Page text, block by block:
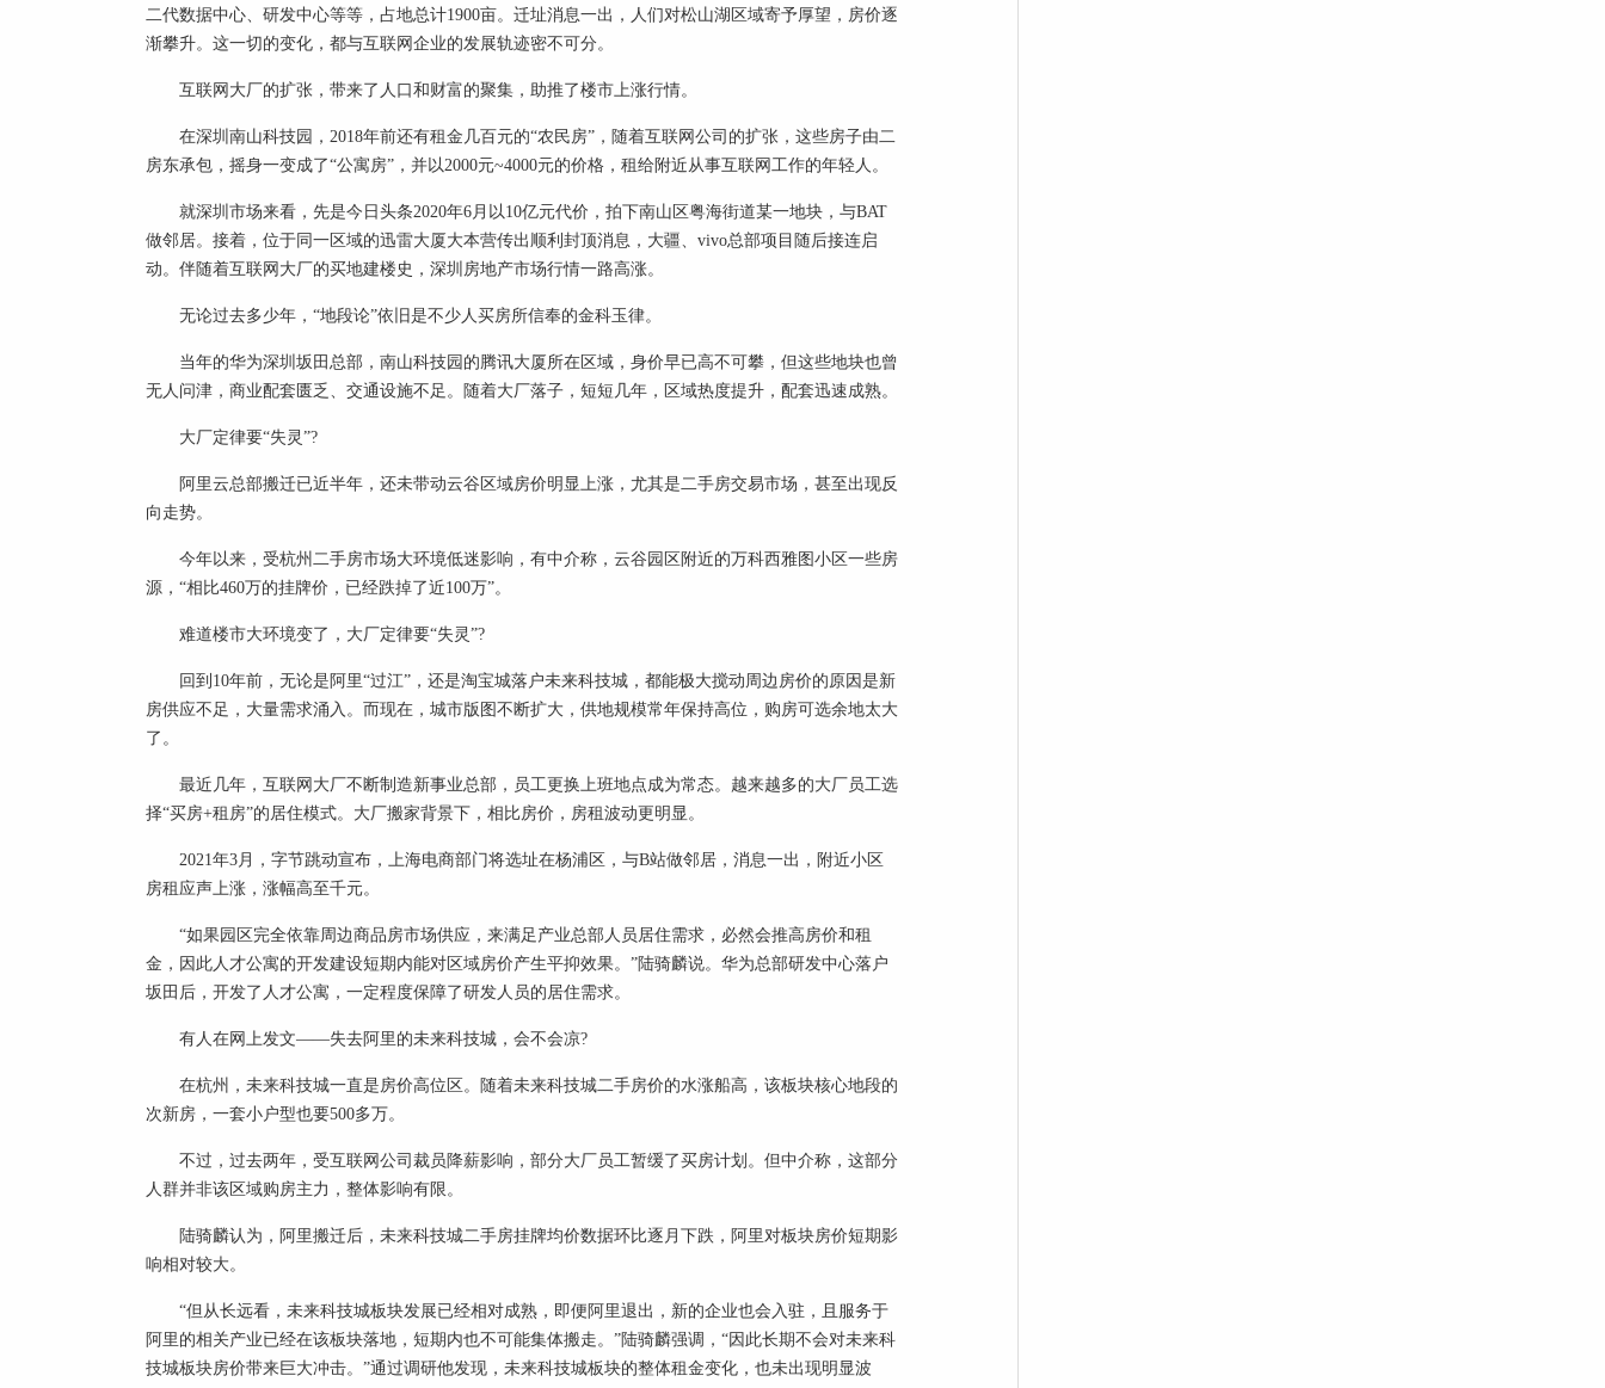
二代数据中心、研发中心等等，占地总计1900亩。迁址消息一出，人们对松山湖区域寄予厚望，房价逐
渐攀升。这一切的变化，都与互联网企业的发展轨迹密不可分。
互联网大厂的扩张，带来了人口和财富的聚集，助推了楼市上涨行情。
在深圳南山科技园，2018年前还有租金几百元的“农民房”，随着互联网公司的扩张，这些房子由二
房东承包，摇身一变成了“公寓房”，并以2000元~4000元的价格，租给附近从事互联网工作的年轻人。
就深圳市场来看，先是今日头条2020年6月以10亿元代价，拍下南山区粤海街道某一地块，与BAT
做邻居。接着，位于同一区域的迅雷大厦大本营传出顺利封顶消息，大疆、vivo总部项目随后接连启
动。伴随着互联网大厂的买地建楼史，深圳房地产市场行情一路高涨。
无论过去多少年，“地段论”依旧是不少人买房所信奉的金科玉律。
当年的华为深圳坂田总部，南山科技园的腾讯大厦所在区域，身价早已高不可攀，但这些地块也曾
无人问津，商业配套匮乏、交通设施不足。随着大厂落子，短短几年，区域热度提升，配套迅速成熟。
大厂定律要“失灵”?
阿里云总部搬迁已近半年，还未带动云谷区域房价明显上涨，尤其是二手房交易市场，甚至出现反
向走势。
今年以来，受杭州二手房市场大环境低迷影响，有中介称，云谷园区附近的万科西雅图小区一些房
源，“相比460万的挂牌价，已经跌掉了近100万”。
难道楼市大环境变了，大厂定律要“失灵”?
回到10年前，无论是阿里“过江”，还是淘宝城落户未来科技城，都能极大搅动周边房价的原因是新
房供应不足，大量需求涌入。而现在，城市版图不断扩大，供地规模常年保持高位，购房可选余地太大
了。
最近几年，互联网大厂不断制造新事业总部，员工更换上班地点成为常态。越来越多的大厂员工选
择“买房+租房”的居住模式。大厂搬家背景下，相比房价，房租波动更明显。
2021年3月，字节跳动宣布，上海电商部门将选址在杨浦区，与B站做邻居，消息一出，附近小区
房租应声上涨，涨幅高至千元。
“如果园区完全依靠周边商品房市场供应，来满足产业总部人员居住需求，必然会推高房价和租
金，因此人才公寓的开发建设短期内能对区域房价产生平抑效果。”陆骑麟说。华为总部研发中心落户
坂田后，开发了人才公寓，一定程度保障了研发人员的居住需求。
有人在网上发文——失去阿里的未来科技城，会不会凉?
在杭州，未来科技城一直是房价高位区。随着未来科技城二手房价的水涨船高，该板块核心地段的
次新房，一套小户型也要500多万。
不过，过去两年，受互联网公司裁员降薪影响，部分大厂员工暂缓了买房计划。但中介称，这部分
人群并非该区域购房主力，整体影响有限。
陆骑麟认为，阿里搬迁后，未来科技城二手房挂牌均价数据环比逐月下跌，阿里对板块房价短期影
响相对较大。
“但从长远看，未来科技城板块发展已经相对成熟，即便阿里退出，新的企业也会入驻，且服务于
阿里的相关产业已经在该板块落地，短期内也不可能集体搬走。”陆骑麟强调，“因此长期不会对未来科
技城板块房价带来巨大冲击。”通过调研他发现，未来科技城板块的整体租金变化，也未出现明显波